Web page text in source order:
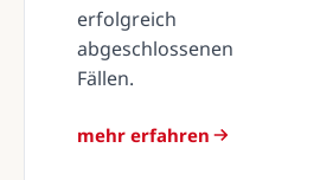
erfolgreich
abgeschlossenen
Fällen.
mehr erfahren